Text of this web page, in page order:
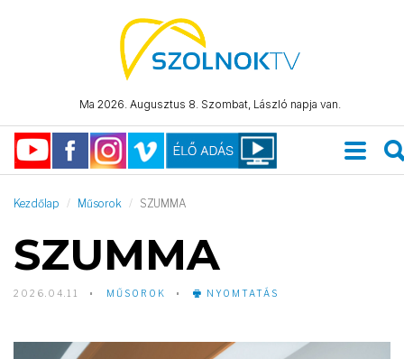
Ma 2026. Augusztus 8. Szombat, László napja van.
Kezdőlap Műsorok SZUMMA
SZUMMA
2026.04.11 MŰSOROK NYOMTATÁS